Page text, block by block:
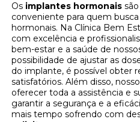
Os implantes hormonais
conveniente para quem
hormonais. Na Clínica Bem
com excelência e
bem-estar e a saúde de
possibilidade de ajustar as
do implante, é possível obter
satisfatórios. Além disso,
oferecer toda a assistência e
garantir a segurança e a
mais tempo sofrendo com